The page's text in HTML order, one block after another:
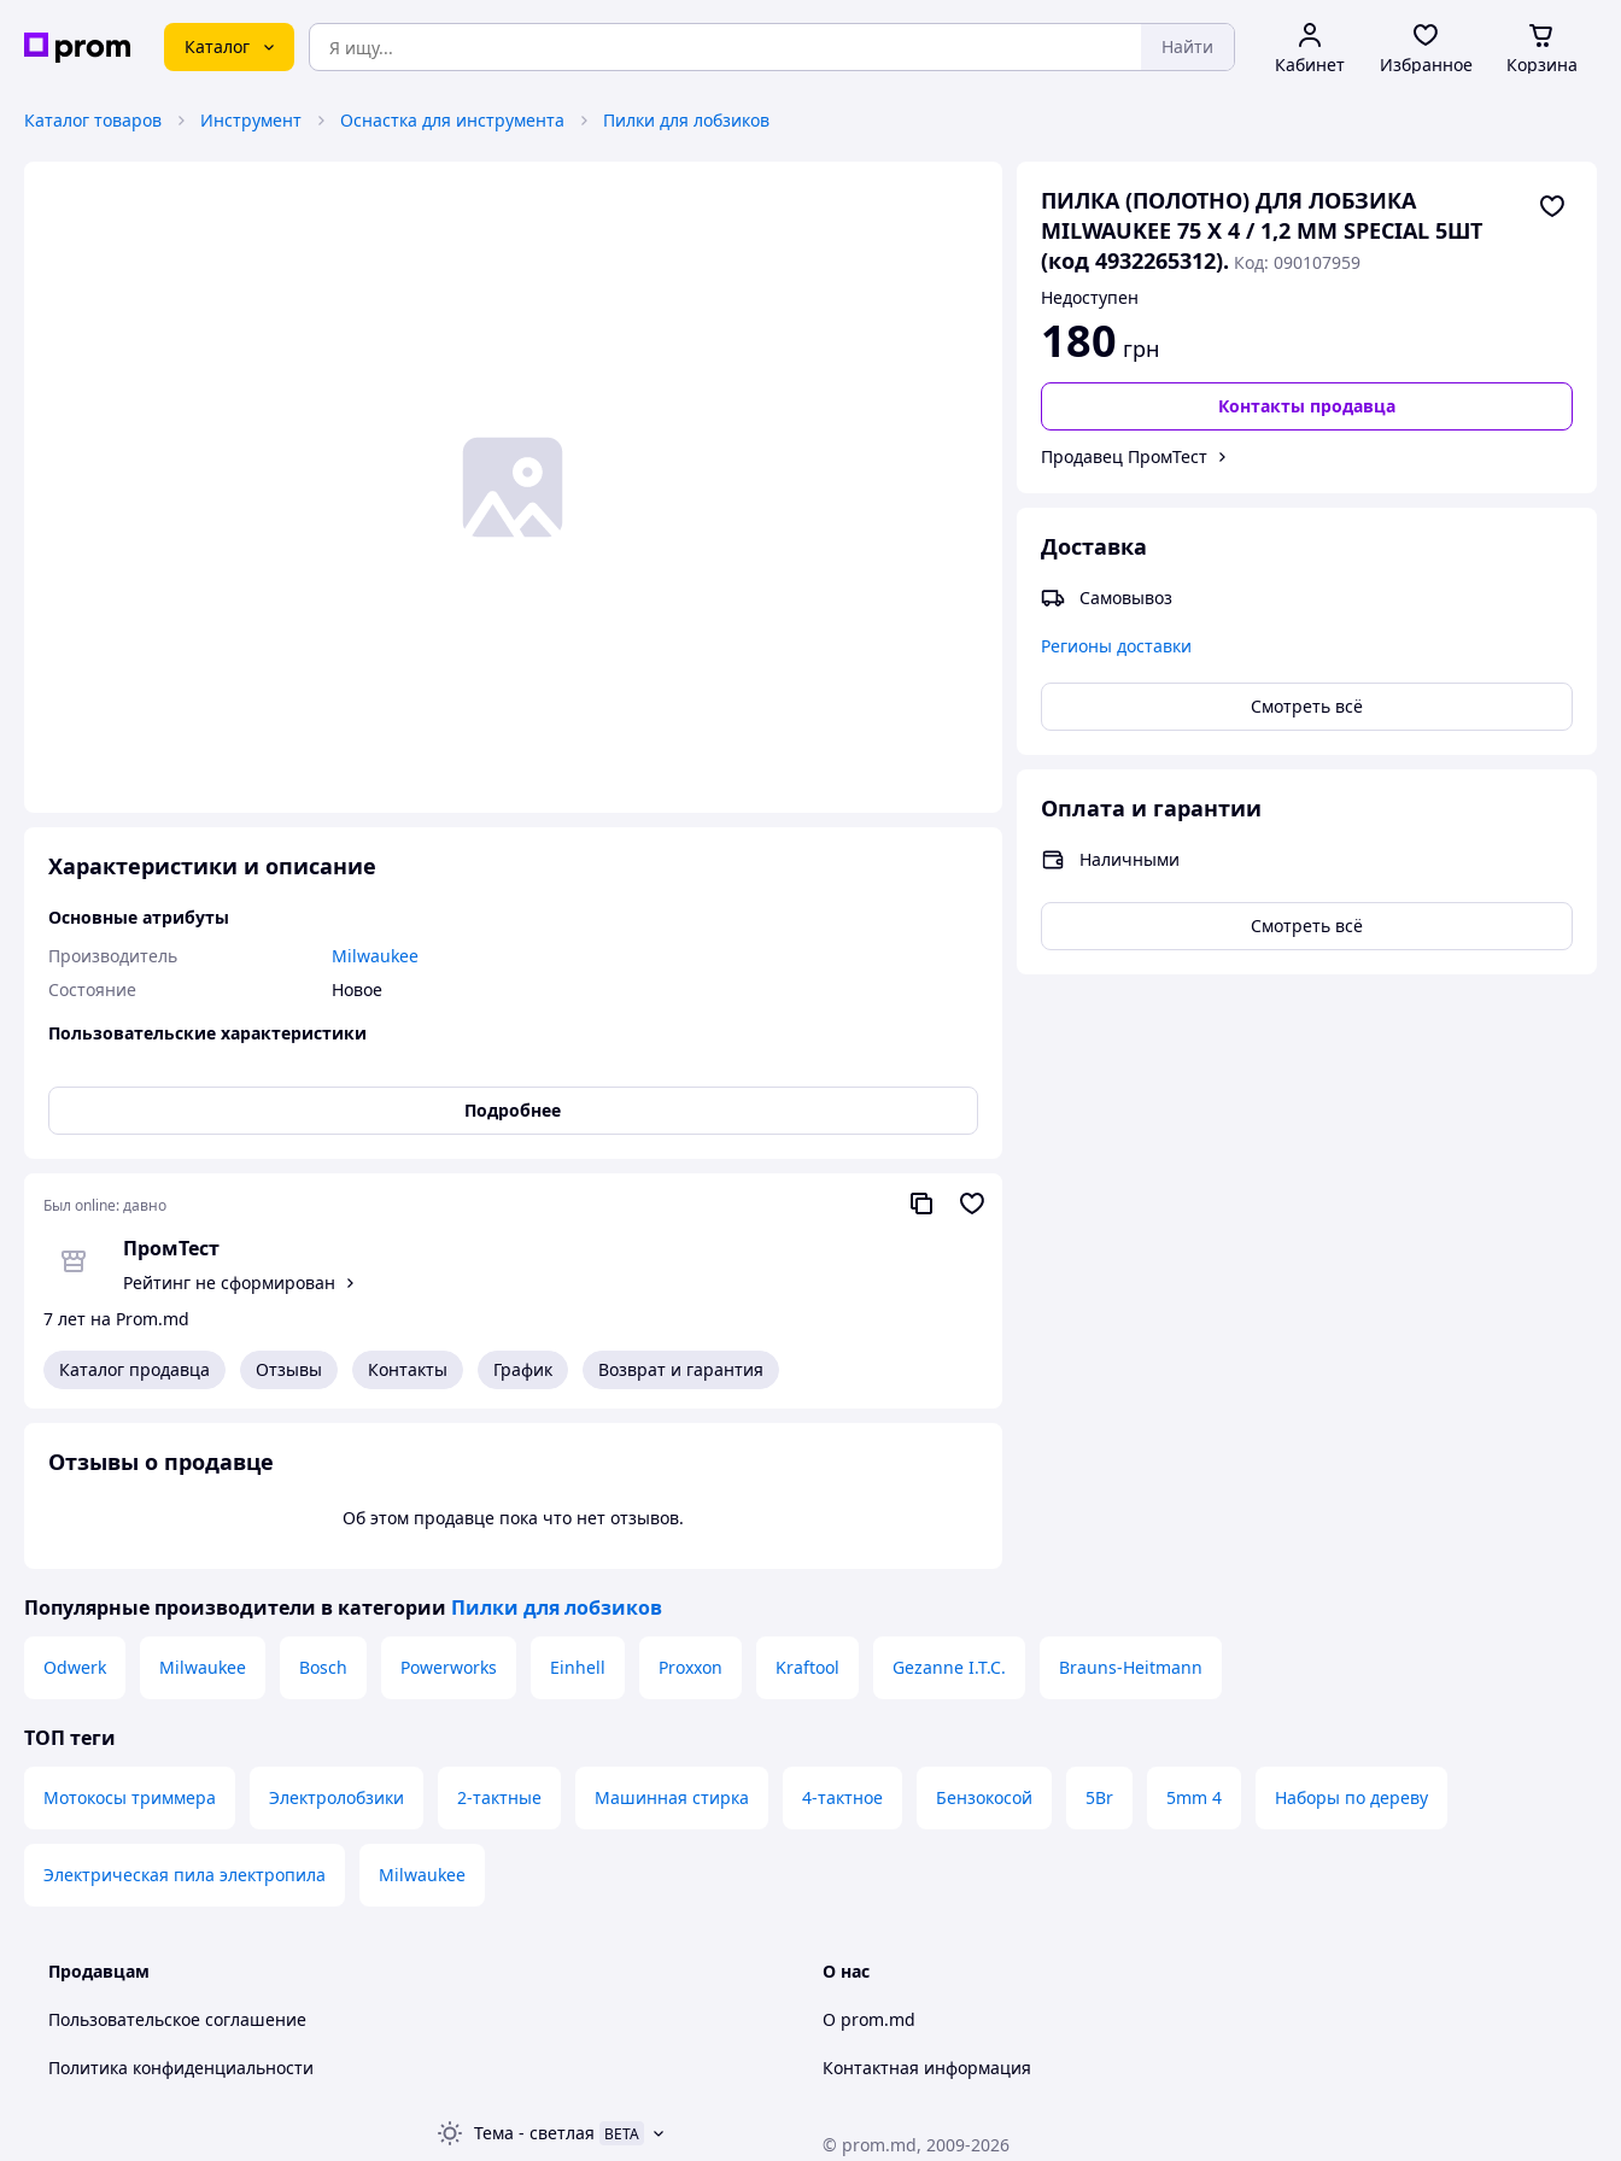
Каталог Найти
Кабинет Избранное Корзина
Каталог товаров Инструмент Оснастка для инструмента Пилки для лобзиков
ПИЛКА (ПОЛОТНО) ДЛЯ ЛОБЗИКА
MILWAUKEE 75 X 4 / 1,2 MM SPECIAL 5ШТ
(код 4932265312). Код: 090107959
Недоступен
180 грн
Контакты продавца
Продавец ПромТест
Доставка
Самовывоз
Регионы доставки
Смотреть всё
Оплата и гарантии
Наличными
Смотреть всё
Характеристики и описание
Основные атрибуты
Производитель
Milwaukee
Состояние
Новое
Пользовательские характеристики
ПИЛКА (ПОЛОТНО) ДЛЯ ЛОБЗИКА MILWAUKEE 75 X 4 / 1,2 MM SPECIAL 5ШТ (код 4932265312).
маневренности в материале.
Пильные полотна имеют режущие зубы на обеих сторонах.
Зубья с обратной стороны полотна позволяют делать сложные и
Для наилучшего результата отключите маятниковое действие.
Длина лезвия: 75 мм.
Подробнее
Был online:давно
ПромТест
Рейтинг не сформирован
7 лет на Prom.md
Каталог продавца Отзывы Контакты График Возврат и гарантия
Отзывы о продавце
Об этом продавце пока что нет отзывов.
Популярные производители в категории Пилки для лобзиков
Odwerk Milwaukee Bosch Powerworks Einhell Proxxon Kraftool Gezanne I.T.C. Brauns-Heitmann
ТОП теги
Мотокосы триммера Электролобзики 2-тактные Машинная стирка 4-тактное Бензокосой 5Br 5mm 4 Наборы по дереву
Электрическая пила электропила Milwaukee
Продавцам
Пользовательское соглашение
Политика конфиденциальности
О нас
О prom.md
Контактная информация
Тема - светлая BETA © prom.md, 2009-2026